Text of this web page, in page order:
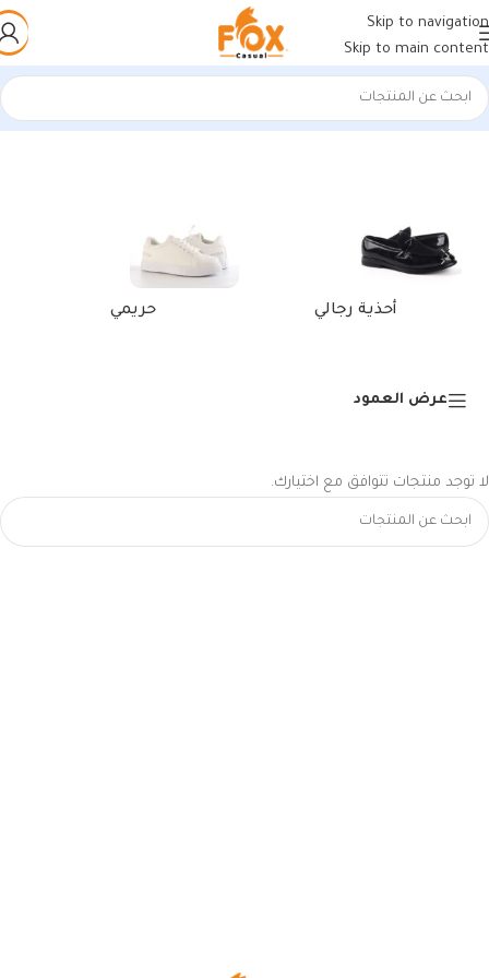
Skip to navigation
Skip to main content
الرئيسية/منتجات تحت الوسم “شباشب جلد”
أحذية رجالي حريمي
عرض العمود
لا توجد منتجات تتوافق مع اختيارك.